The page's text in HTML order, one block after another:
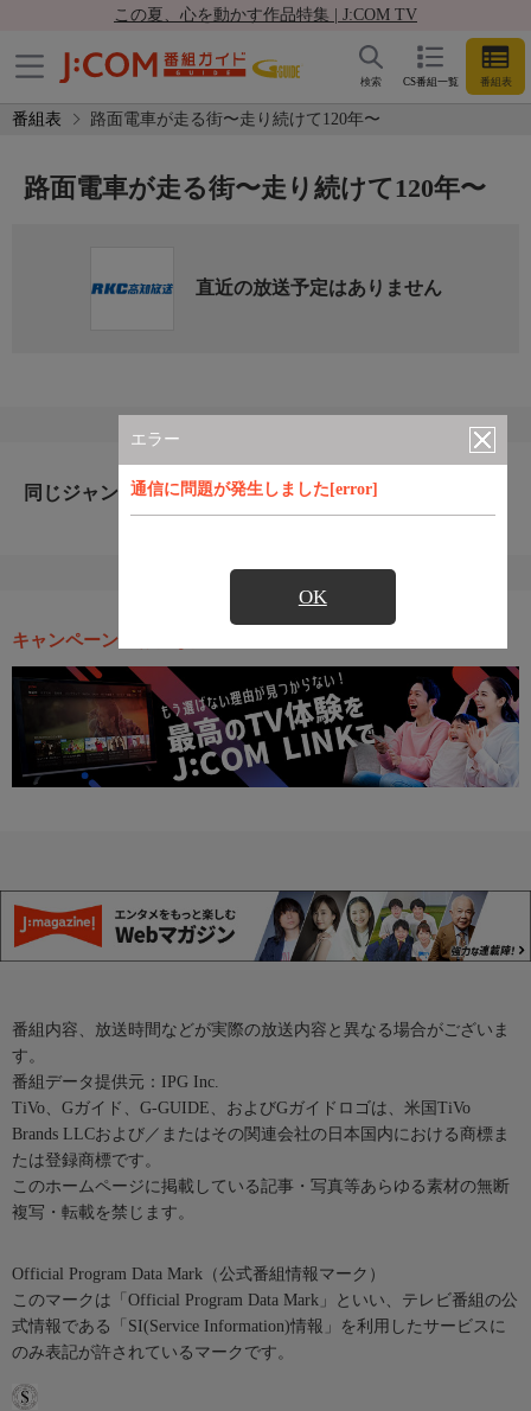
この夏、心を動かす作品特集 | J:COM TV
CS番組一覧 番組表
検索
番組表 路面電車が走る街〜走り続けて120年〜
エラー
通信に問題が発生しました[error]
OK
路面電車が走る街〜走り続けて120年〜
直近の放送予定はありません
同じジャンルのおすすめ番組
キャンペーン・お得な情報
番組内容、放送時間などが実際の放送内容と異なる場合がございま
す。
番組データ提供元：IPG Inc.
TiVo、Gガイド、G-GUIDE、およびGガイドロゴは、米国TiVo
Brands LLCおよび／またはその関連会社の日本国内における商標ま
たは登録商標です。
このホームページに掲載している記事・写真等あらゆる素材の無断
複写・転載を禁じます。
Official Program Data Mark（公式番組情報マーク）
このマークは「Official Program Data Mark」といい、テレビ番組の公
式情報である「SI(Service Information)情報」を利用したサービスに
のみ表記が許されているマークです。